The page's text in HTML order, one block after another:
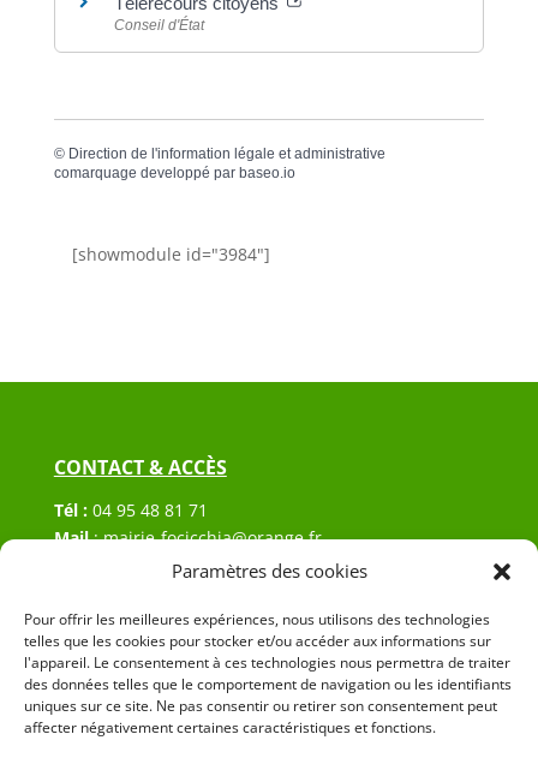
Paramètres des cookies
Pour offrir les meilleures expériences, nous utilisons des technologies
telles que les cookies pour stocker et/ou accéder aux informations sur
l'appareil. Le consentement à ces technologies nous permettra de traiter
des données telles que le comportement de navigation ou les identifiants
uniques sur ce site. Ne pas consentir ou retirer son consentement peut
affecter négativement certaines caractéristiques et fonctions.
Conseil d'État
© Direction de l'information légale et administrative
comarquage developpé par baseo.io
[showmodule id="3984"]
CONTACT & ACCÈS
Tél : 04 95 48 81 71
Mail:mairie-focicchia@orange.fr
Hôtel de ville de Focicchia
20212 Focicchia